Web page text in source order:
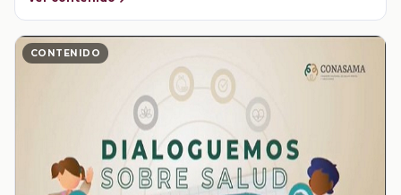
CONTENIDO